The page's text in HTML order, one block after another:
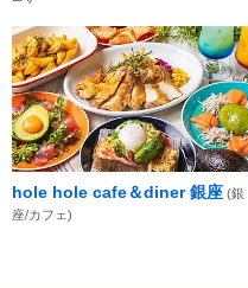
hole hole cafe＆diner 銀座 (銀
座/カフェ)